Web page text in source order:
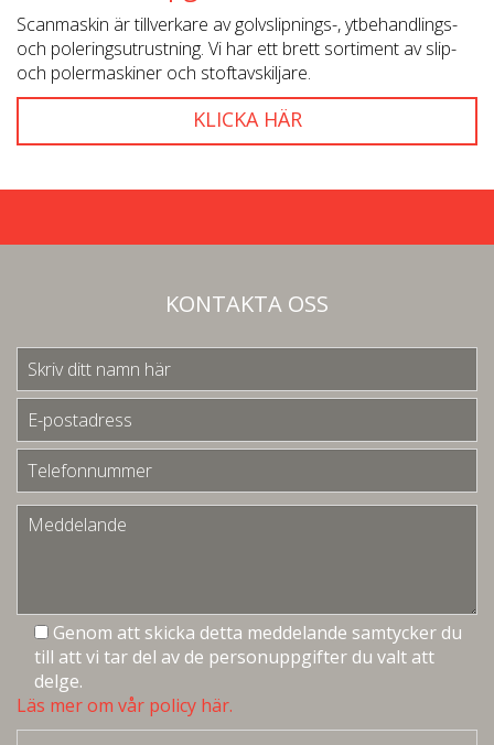
Scanmaskin är tillverkare av golvslipnings-, ytbehandlings-
och poleringsutrustning. Vi har ett brett sortiment av slip-
och polermaskiner och stoftavskiljare.
KLICKA HÄR
KONTAKTA OSS
Genom att skicka detta meddelande samtycker du
till att vi tar del av de personuppgifter du valt att
delge.
Läs mer om vår policy här.